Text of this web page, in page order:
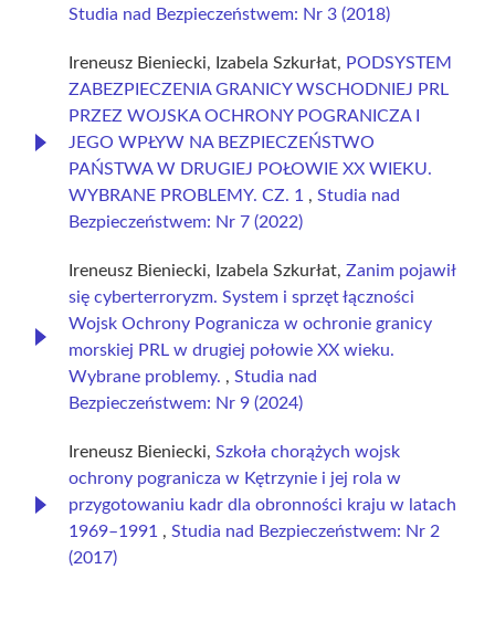
Studia nad Bezpieczeństwem: Nr 3 (2018)
Ireneusz Bieniecki, Izabela Szkurłat, PODSYSTEM
ZABEZPIECZENIA GRANICY WSCHODNIEJ PRL
PRZEZ WOJSKA OCHRONY POGRANICZA I
JEGO WPŁYW NA BEZPIECZEŃSTWO
PAŃSTWA W DRUGIEJ POŁOWIE XX WIEKU.
WYBRANE PROBLEMY. CZ. 1 , Studia nad
Bezpieczeństwem: Nr 7 (2022)
Ireneusz Bieniecki, Izabela Szkurłat, Zanim pojawił
się cyberterroryzm. System i sprzęt łączności
Wojsk Ochrony Pogranicza w ochronie granicy
morskiej PRL w drugiej połowie XX wieku.
Wybrane problemy. , Studia nad
Bezpieczeństwem: Nr 9 (2024)
Ireneusz Bieniecki, Szkoła chorążych wojsk
ochrony pogranicza w Kętrzynie i jej rola w
przygotowaniu kadr dla obronności kraju w latach
1969–1991 , Studia nad Bezpieczeństwem: Nr 2
(2017)